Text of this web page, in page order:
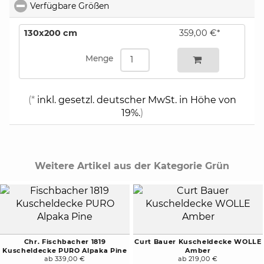
Pflegehinweise:
Nicht waschbar, nur chemisch reinigen,
Trocknen im Wäschetrockner nicht möglich,
Verfügbare Größen
130x200 cm
Menge
359,00 €*
bestellen
(*inkl. gesetzl. deutscher MwSt. in Höhe von
19%.)
Weitere Artikel aus der Kategorie Grün
Chr. Fischbacher 1819
Kuscheldecke PURO Alpaka Pine
ab 339,00 €
Curt Bauer Kuscheldecke WOLLE
Amber
ab 219,00 €